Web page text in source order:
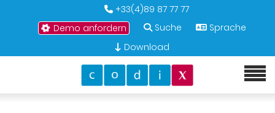
+33(4)89 87 77 77
Demo anfordern
Suche
Sprache
Download